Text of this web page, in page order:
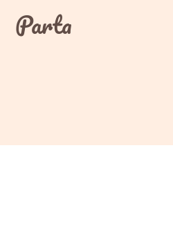
contentParta